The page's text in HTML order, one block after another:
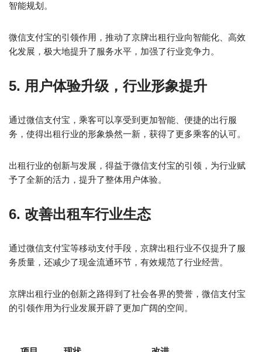
智能规划。
微信支付宝的引领作用，推动了京牌出租行业向智能化、高效
化发展，极大地提升了服务水平，加强了行业竞争力。
5. 用户体验升级，行业形象提升
通过微信支付宝，乘客可以享受到更加智能、便捷的出行服
务，使得出租行业的形象焕然一新，获得了更多乘客的认可。
出租行业的创新与发展，得益于微信支付宝的引领，为行业赋
予了全新的活力，提升了整体用户体验。
6. 改善出租车行业生态
通过微信支付宝等移动支付手段，京牌出租行业不仅提升了服
务质量，还减少了现金流通环节，有效规范了行业经营。
京牌出租行业的创新之路得到了社会各界的赞誉，微信支付宝
的引领作用为行业发展开辟了更加广阔的空间。